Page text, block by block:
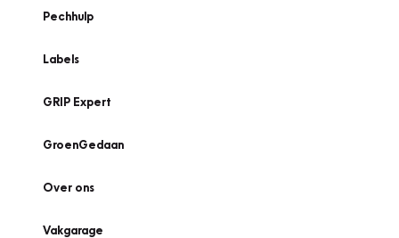
Pechhulp
Labels
GRIP Expert
GroenGedaan
Over ons
Vakgarage